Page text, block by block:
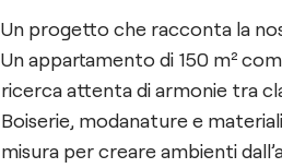
Un progetto che racconta la
Un appartamento di 150 m²
ricerca attenta di armonie tra
Boiserie, modanature e
misura per creare ambienti